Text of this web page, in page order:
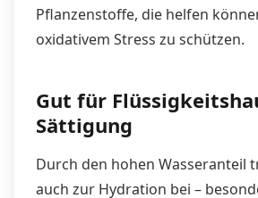
Pflanzenstoffe, die helfen
oxidativem Stress zu schützen.
Gut für
Sättigung
Durch den hohen Wasseranteil
auch zur Hydration bei –